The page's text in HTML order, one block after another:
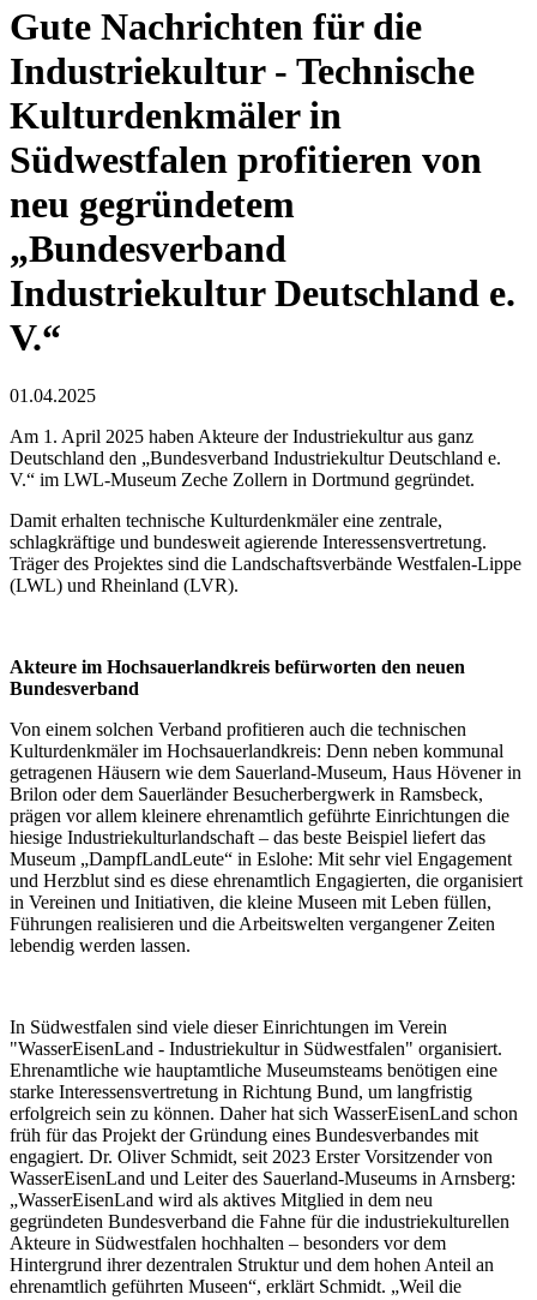
Gute Nachrichten für die
Industriekultur - Technische
Kulturdenkmäler in
Südwestfalen profitieren von
neu gegründetem
„Bundesverband
Industriekultur Deutschland e.
V.“
01.04.2025
Am 1. April 2025 haben Akteure der Industriekultur aus ganz
Deutschland den „Bundesverband Industriekultur Deutschland e.
V.“ im LWL-Museum Zeche Zollern in Dortmund gegründet.
Damit erhalten technische Kulturdenkmäler eine zentrale,
schlagkräftige und bundesweit agierende Interessensvertretung.
Träger des Projektes sind die Landschaftsverbände Westfalen-Lippe
(LWL) und Rheinland (LVR).
Akteure im Hochsauerlandkreis befürworten den neuen
Bundesverband
Von einem solchen Verband profitieren auch die technischen
Kulturdenkmäler im Hochsauerlandkreis: Denn neben kommunal
getragenen Häusern wie dem Sauerland-Museum, Haus Hövener in
Brilon oder dem Sauerländer Besucherbergwerk in Ramsbeck,
prägen vor allem kleinere ehrenamtlich geführte Einrichtungen die
hiesige Industriekulturlandschaft – das beste Beispiel liefert das
Museum „DampfLandLeute“ in Eslohe: Mit sehr viel Engagement
und Herzblut sind es diese ehrenamtlich Engagierten, die organisiert
in Vereinen und Initiativen, die kleine Museen mit Leben füllen,
Führungen realisieren und die Arbeitswelten vergangener Zeiten
lebendig werden lassen.
In Südwestfalen sind viele dieser Einrichtungen im Verein
"WasserEisenLand - Industriekultur in Südwestfalen" organisiert.
Ehrenamtliche wie hauptamtliche Museumsteams benötigen eine
starke Interessensvertretung in Richtung Bund, um langfristig
erfolgreich sein zu können. Daher hat sich WasserEisenLand schon
früh für das Projekt der Gründung eines Bundesverbandes mit
engagiert. Dr. Oliver Schmidt, seit 2023 Erster Vorsitzender von
WasserEisenLand und Leiter des Sauerland-Museums in Arnsberg:
„WasserEisenLand wird als aktives Mitglied in dem neu
gegründeten Bundesverband die Fahne für die industriekulturellen
Akteure in Südwestfalen hochhalten – besonders vor dem
Hintergrund ihrer dezentralen Struktur und dem hohen Anteil an
ehrenamtlich geführten Museen“, erklärt Schmidt. „Weil die